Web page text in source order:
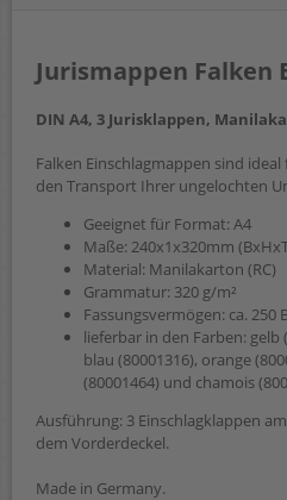
Jurismappen Falken
DIN A4, 3 Jurisklappen,
Falken Einschlagmappen sind
den Transport Ihrer ungelochten
Geeignet für Format: A4
Maße: 240x1x320mm
Material: Manilakarton (RC)
Grammatur: 320 g/m²
Fassungsvermögen: ca. 250
lieferbar in den Farben: gelb
blau (80001316), orange
(80001464) und chamois
Ausführung: 3 Einschlagklappen
dem Vorderdeckel.
Made in Germany.